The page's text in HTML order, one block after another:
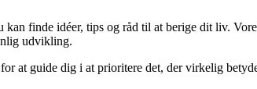
finde idéer, tips og råd til at berige dit liv.
udvikling.
at guide dig i at prioritere det, der virkelig